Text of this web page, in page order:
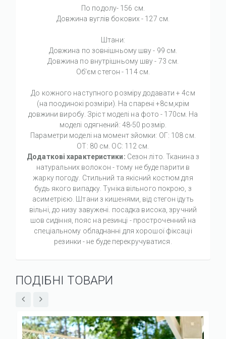
По подолу- 156 см.
Довжина вуглів бокових - 127 см.
Штани:
Довжина по зовнішньому шву - 99 см.
Довжина по внутрішньому шву - 73 см.
Об'єм стегон - 114 см.
До кожного наступного розміру додавати + 4см
(на поодинокі розміри). На спарені +8см,крім
довжини виробу. Зріст моделі на фото - 170см. На
моделі одягнений: 48-50 розмір.
Параметри моделі на момент зйомки: ОГ: 108 см.
ОТ: 80 см. ОС: 112 см.
Додаткові характеристики: Сезон літо. Тканина з
натуральних волокон - тому не буде парити в
жарку погоду. Стильний та якісний костюм для
будь якого випадку. Туніка вільного покрою, з
асиметрією. Штани з кишенями, від стегон ідуть
вільні, до низу завужені. посадка висока, зручний
шов сидіння, пояс на резинці - простроченний на
спеціальному обладнанні для хорошої фіксаціі
резинки - не буде перекручуватися.
ПОДІБНІ ТОВАРИ